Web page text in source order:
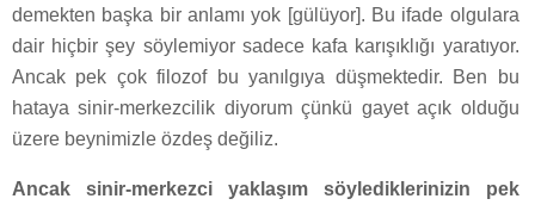
demekten başka bir anlamı yok [gülüyor]. Bu ifade olgulara
dair hiçbir şey söylemiyor sadece kafa karışıklığı yaratıyor.
Ancak pek çok filozof bu yanılgıya düşmektedir. Ben bu
hataya sinir-merkezcilik diyorum çünkü gayet açık olduğu
üzere beynimizle özdeş değiliz.
Ancak sinir-merkezci yaklaşım söylediklerinizin pek